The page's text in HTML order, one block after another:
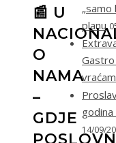
📰 U
O
NAMA
–
GDJE
planu
14/09/